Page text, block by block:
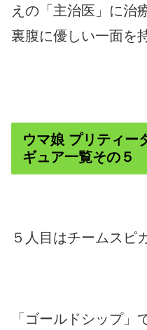
えの「主治医」に治
裏腹に優しい一面を
ウマ娘 プリティー
ギュア一覧その５
５人目はチームスピ
「ゴールドシップ」